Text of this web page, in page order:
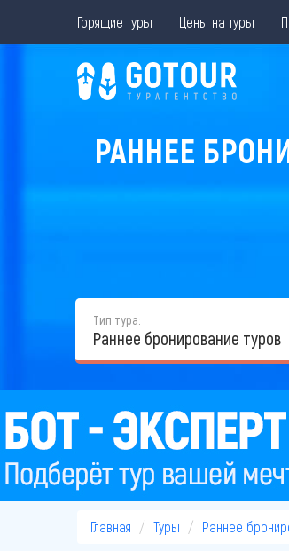
Горящие туры Цены на туры
РАННЕЕ
Тип тура:
Раннее бронирование туров
Главная Туры Раннее